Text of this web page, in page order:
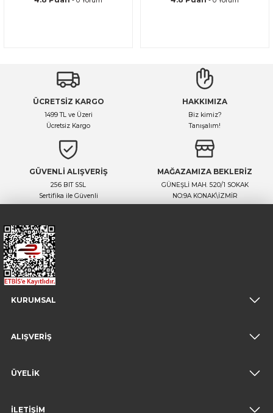
ÜCRETSİZ KARGO
1499 TL ve Üzeri
Ücretsiz Kargo
HAKKIMIZA
Biz kimiz?
Tanışalım!
GÜVENLİ ALIŞVERİŞ
256 BIT SSL
Sertifika ile Güvenli
MAĞAZAMIZA BEKLERİZ
GÜNEŞLİ MAH. 520/1 SOKAK
NO:9A KONAK\İZMİR
KURUMSAL
ALIŞVERİŞ
ÜYELİK
İLETİŞİM